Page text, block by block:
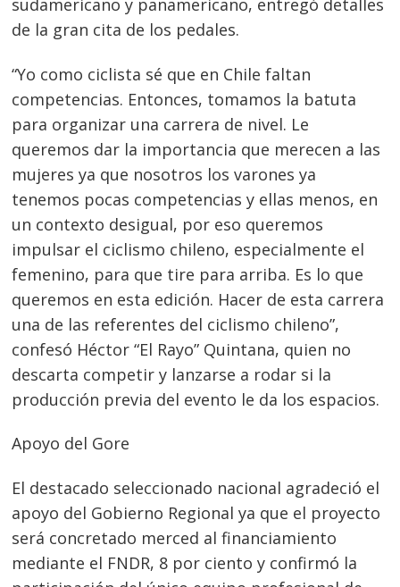
sudamericano y panamericano, entregó detalles
de la gran cita de los pedales.
“Yo como ciclista sé que en Chile faltan
competencias. Entonces, tomamos la batuta
para organizar una carrera de nivel. Le
queremos dar la importancia que merecen a las
mujeres ya que nosotros los varones ya
tenemos pocas competencias y ellas menos, en
un contexto desigual, por eso queremos
impulsar el ciclismo chileno, especialmente el
femenino, para que tire para arriba. Es lo que
queremos en esta edición. Hacer de esta carrera
una de las referentes del ciclismo chileno”,
confesó Héctor “El Rayo” Quintana, quien no
descarta competir y lanzarse a rodar si la
producción previa del evento le da los espacios.
Apoyo del Gore
El destacado seleccionado nacional agradeció el
apoyo del Gobierno Regional ya que el proyecto
será concretado merced al financiamiento
mediante el FNDR, 8 por ciento y confirmó la